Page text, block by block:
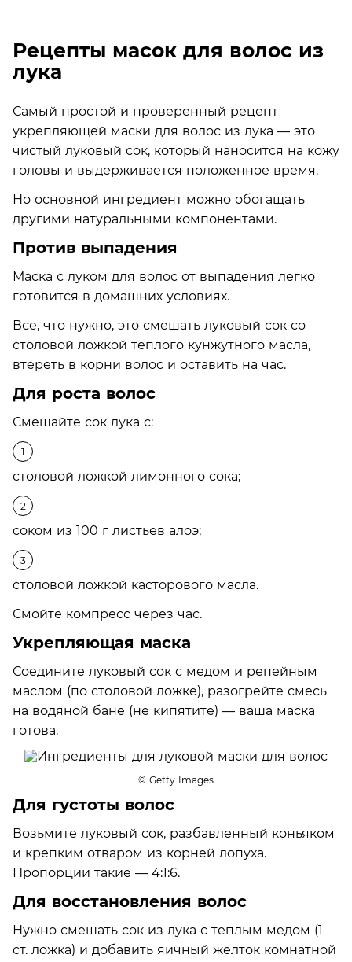
Рецепты масок для волос из
лука
Самый простой и проверенный рецепт
укрепляющей маски для волос из лука — это
чистый луковый сок, который наносится на кожу
головы и выдерживается положенное время.
Но основной ингредиент можно обогащать
другими натуральными компонентами.
Против выпадения
Маска с луком для волос от выпадения легко
готовится в домашних условиях.
Все, что нужно, это смешать луковый сок со
столовой ложкой теплого кунжутного масла,
втереть в корни волос и оставить на час.
Для роста волос
Смешайте сок лука с:
столовой ложкой лимонного сока;
соком из 100 г листьев алоэ;
столовой ложкой касторового масла.
Смойте компресс через час.
Укрепляющая маска
Соедините луковый сок с медом и репейным
маслом (по столовой ложке), разогрейте смесь
на водяной бане (не кипятите) — ваша маска
готова.
© Getty Images
Для густоты волос
Возьмите луковый сок, разбавленный коньяком
и крепким отваром из корней лопуха.
Пропорции такие — 4:1:6.
Для восстановления волос
Нужно смешать сок из лука с теплым медом (1
ст. ложка) и добавить яичный желток комнатной